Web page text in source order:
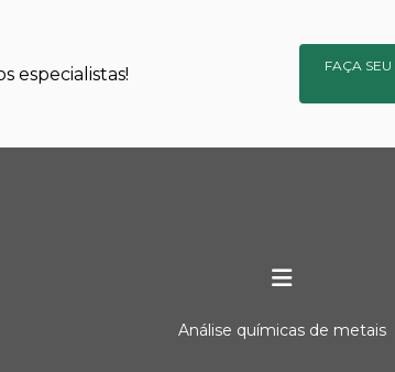
especialistas!
FAÇA
análise químicas de metais